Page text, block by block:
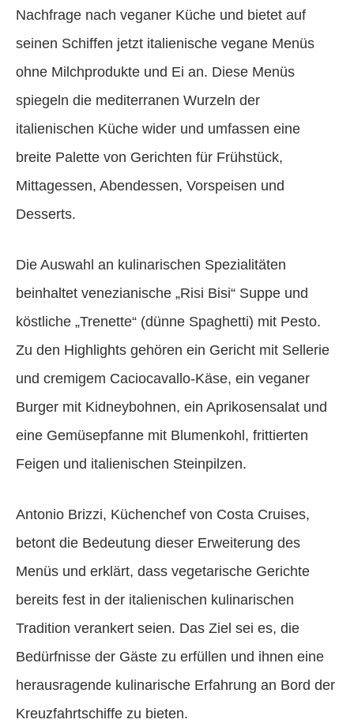
Nachfrage nach veganer Küche und bietet auf
seinen Schiffen jetzt italienische vegane Menüs
ohne Milchprodukte und Ei an. Diese Menüs
spiegeln die mediterranen Wurzeln der
italienischen Küche wider und umfassen eine
breite Palette von Gerichten für Frühstück,
Mittagessen, Abendessen, Vorspeisen und
Desserts.
Die Auswahl an kulinarischen Spezialitäten
beinhaltet venezianische „Risi Bisi“ Suppe und
köstliche „Trenette“ (dünne Spaghetti) mit Pesto.
Zu den Highlights gehören ein Gericht mit Sellerie
und cremigem Caciocavallo-Käse, ein veganer
Burger mit Kidneybohnen, ein Aprikosensalat und
eine Gemüsepfanne mit Blumenkohl, frittierten
Feigen und italienischen Steinpilzen.
Antonio Brizzi, Küchenchef von Costa Cruises,
betont die Bedeutung dieser Erweiterung des
Menüs und erklärt, dass vegetarische Gerichte
bereits fest in der italienischen kulinarischen
Tradition verankert seien. Das Ziel sei es, die
Bedürfnisse der Gäste zu erfüllen und ihnen eine
herausragende kulinarische Erfahrung an Bord der
Kreuzfahrtschiffe zu bieten.